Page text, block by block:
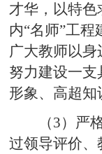
才华，以特色
内“名师”工
广大教师以身
努力建设一
形象、高超知
（3）严
过领导评价、